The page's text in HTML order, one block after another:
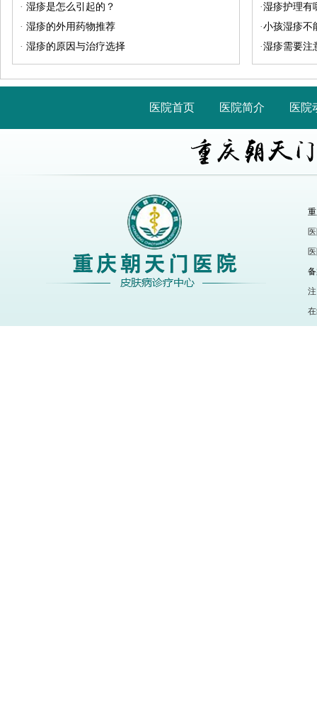
· 湿疹是怎么引起的？
· 湿疹的外用药物推荐
· 湿疹的原因与治疗选择
·湿疹护理有
·小孩湿疹不
·湿疹需要注
医院首页 医院简介 医院